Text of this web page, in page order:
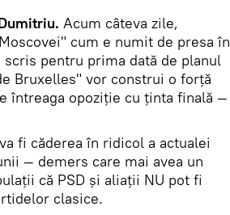
Acum câteva zile,
cum e numit de presa în
pentru prima dată de planul
Bruxelles" vor construi o forță
întreaga opoziție cu ținta finală —
fi căderea în ridicol a actualei
— demers care mai avea un
că PSD și aliații NU pot fi
clasice.